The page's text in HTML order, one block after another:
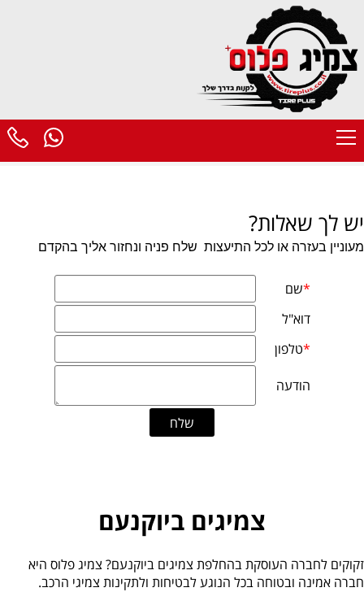
יש לך שאלות?
מעוניין בעזרה או לכל התיעצות שלח פניה ונחזור אליך בהקדם
צמיגים ביוקנעם
זקוקים לחברה העוסקת בהחלפת צמיגים ביוקנעם? צמיג פלוס היא
חברה אמינה ובטוחה בכל הנוגע לבטיחות ולתקינות צמיגי הרכב.